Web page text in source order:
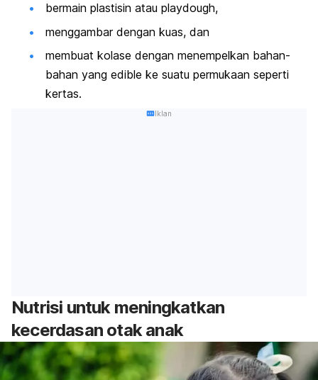
bermain plastisin atau playdough,
menggambar dengan kuas, dan
membuat kolase dengan menempelkan bahan-
bahan yang edible ke suatu permukaan seperti
kertas.
Iklan
Nutrisi untuk meningkatkan
kecerdasan otak anak